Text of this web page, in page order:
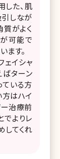
した、肌
しなが
がよく
可能で
ます。
ェイシャ
ばターン
いる方
はハイ
ー治療前
でよりレ
してくれ